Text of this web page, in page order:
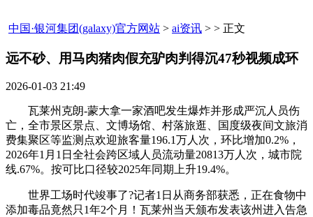
中国·银河集团(galaxy)官方网站 > ai资讯 > > 正文
远不砂、用马肉猪肉假充驴肉判得沉47秒视频成环​
2026-01-03 21:49
瓦莱州克朗-蒙大拿一家酒吧发生爆炸并形成严沉人员伤
亡，全市景区景点、文博场馆、村落旅逛、国度级夜间文旅消
费集聚区等监测点欢迎旅客量196.1万人次，环比增加0.2%，
2026年1月1日全社会跨区域人员流动量20813万人次，城市院
线.67%。按可比口径较2025年同期上升19.4%。
世界工场时代竣事了?记者1日从商务部获悉，正在食物中
添加毒品竟然只1年2个月！瓦莱州当天颁布发表该州进入告急